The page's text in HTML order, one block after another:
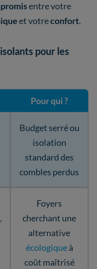
entre votre
et votreconfort.
pour les
Pour qui ?
Budget serré ou
isolation
standard des
combles perdus
Foyers
cherchant une
alternative
écologiqueà
coût maîtrisé